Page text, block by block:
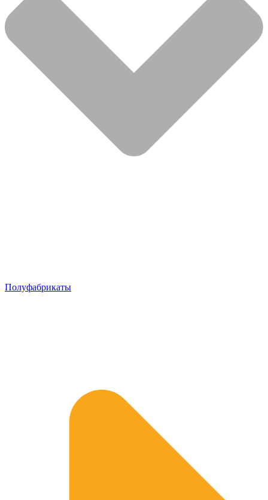
Полуфабрикаты